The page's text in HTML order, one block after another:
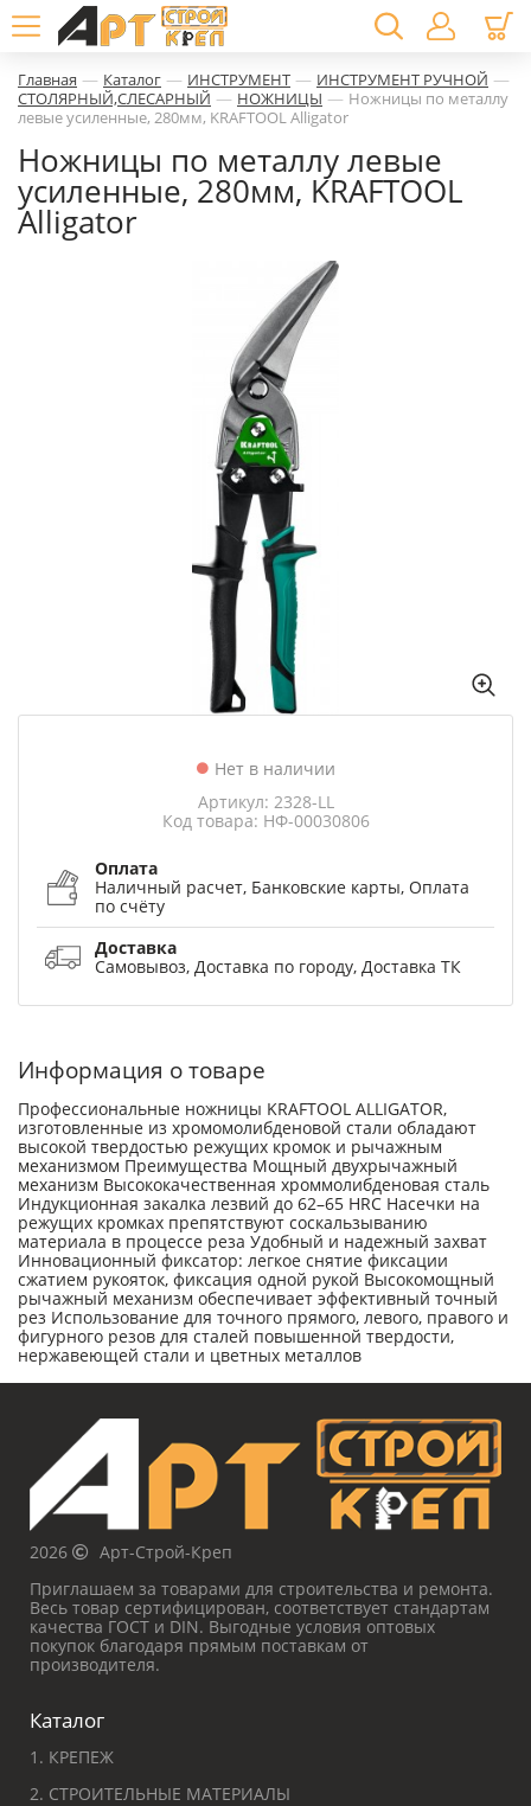
Главная — Каталог — ИНСТРУМЕНТ — ИНСТРУМЕНТ РУЧНОЙ —
СТОЛЯРНЫЙ,СЛЕСАРНЫЙ — НОЖНИЦЫ — Ножницы по металлу
левые усиленные, 280мм, KRAFTOOL Alligator
Ножницы по металлу левые
усиленные, 280мм, KRAFTOOL
Alligator
Нет в наличии
Артикул: 2328-LL
Код товара: НФ-00030806
Оплата
Наличный расчет, Банковские карты, Оплата
по счёту
Доставка
Самовывоз, Доставка по городу, Доставка ТК
Информация о товаре
Профессиональные ножницы KRAFTOOL ALLIGATOR,
изготовленные из хромомолибденовой стали обладают
высокой твердостью режущих кромок и рычажным
механизмом Преимущества Мощный двухрычажный
механизм Высококачественная хроммолибденовая сталь
Индукционная закалка лезвий до 62–65 HRC Насечки на
режущих кромках препятствуют соскальзыванию
материала в процессе реза Удобный и надежный захват
Инновационный фиксатор: легкое снятие фиксации
сжатием рукояток, фиксация одной рукой Высокомощный
рычажный механизм обеспечивает эффективный точный
рез Использование для точного прямого, левого, правого и
фигурного резов для сталей повышенной твердости,
нержавеющей стали и цветных металлов
2026
Арт-Строй-Креп
Приглашаем за товарами для строительства и ремонта.
Весь товар сертифицирован, соответствует стандартам
качества ГОСТ и DIN. Выгодные условия оптовых
покупок благодаря прямым поставкам от
производителя.
Каталог
1. КРЕПЕЖ
2. СТРОИТЕЛЬНЫЕ МАТЕРИАЛЫ